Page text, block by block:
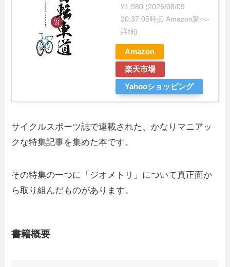
¥1,980 (2026/08/09
20:37:05時点 Amazon調べ-
詳細)
Amazon
楽天市場
Yahooショッピング
サイクルスポーツ誌で連載された、かなりマニアッ
クな特集記事を集めた本です。
その特集の一つに「ジオメトリ」について真正面か
ら取り組んだものがあります。
書籍概要